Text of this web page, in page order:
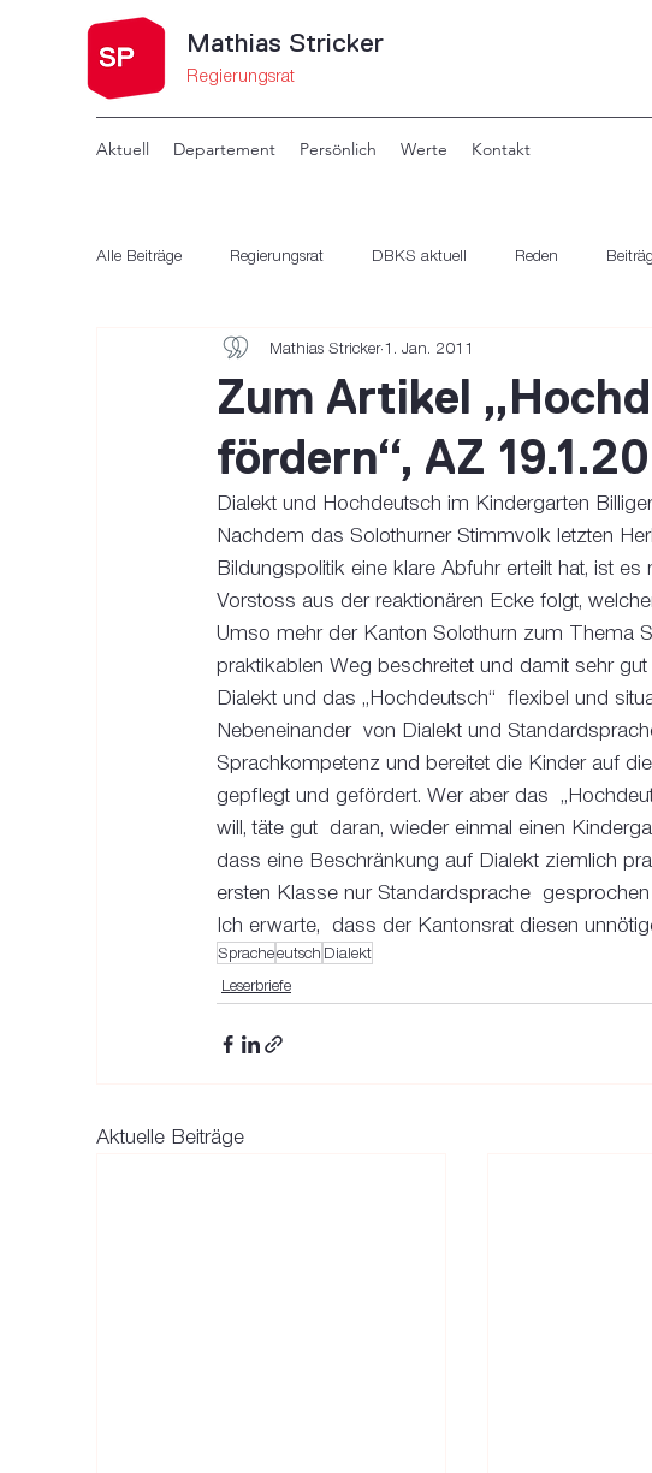
Mathias Stricker
Regierungsrat
Aktuell Departement Persönlich Werte Kontakt
Alle Beiträge Regierungsrat DBKS aktuell Reden
Standpunkte Schulblatt
Zum Artikel
fördern“, AZ
Mathias Stricker 1. Jan. 2011
Dialekt und Hochdeutsch im Kindergarten
Nachdem das Solothurner Stimmvolk letzten
Bildungspolitik eine klare Abfuhr erteilt hat, ist
Vorstoss aus der reaktionären Ecke folgt,
Umso mehr der Kanton Solothurn zum Thema
praktikablen Weg beschreitet und damit sehr
Dialekt und das „Hochdeutsch“  flexibel und
Nebeneinander  von Dialekt und
Sprachkompetenz und bereitet die Kinder auf
gepflegt und gefördert. Wer aber das
will, täte gut  daran, wieder einmal einen
dass eine Beschränkung auf Dialekt ziemlich
ersten Klasse nur Standardsprache
Ich erwarte,  dass der Kantonsrat diesen
Spracheeutsch Dialekt
Leserbriefe
Aktuelle Beiträge